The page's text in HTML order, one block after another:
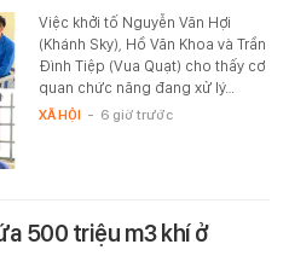
Việc khởi tố Nguyễn Văn Hợi
(Khánh Sky), Hồ Văn Khoa và Trần
Đình Tiệp (Vua Quạt) cho thấy cơ
quan chức năng đang xử lý…
XÃ HỘI - 6 giờ trước
500 triệu m3 khí ở